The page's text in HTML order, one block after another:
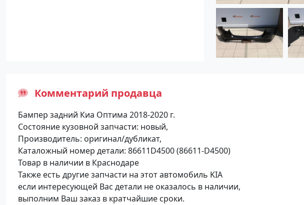
Комментарий продавца
Бампер задний Киа Оптима 2018-2020 г.
Состояние кузовной запчасти: новый,
Производитель: оригинал/дубликат,
Каталожный номер детали: 86611D4500 (86611-D4500)
Товар в наличии в Краснодаре
Также есть другие запчасти на этот автомобиль KIA
если интересующей Вас детали не оказалось в наличии,
выполним Ваш заказ в кратчайшие сроки.